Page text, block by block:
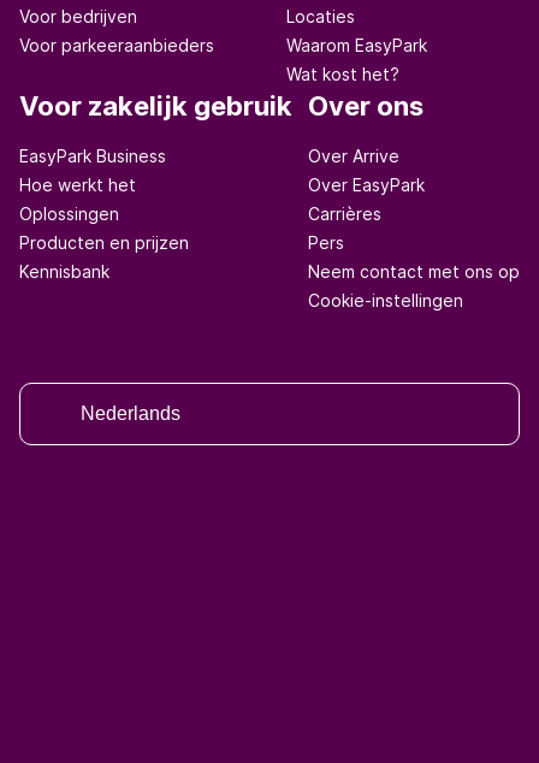
Voor bedrijven
Voor parkeeraanbieders
Locaties
Waarom EasyPark
Wat kost het?
Voor zakelijk gebruik
EasyPark Business
Hoe werkt het
Oplossingen
Producten en prijzen
Kennisbank
Over ons
Over Arrive
Over EasyPark
Carrières
Pers
Neem contact met ons op
Cookie-instellingen
Nederlands